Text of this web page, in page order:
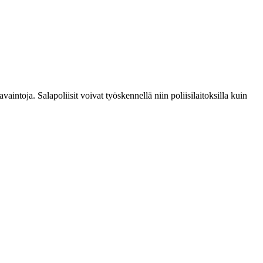
Salapoliisit voivat työskennellä niin poliisilaitoksilla kuin